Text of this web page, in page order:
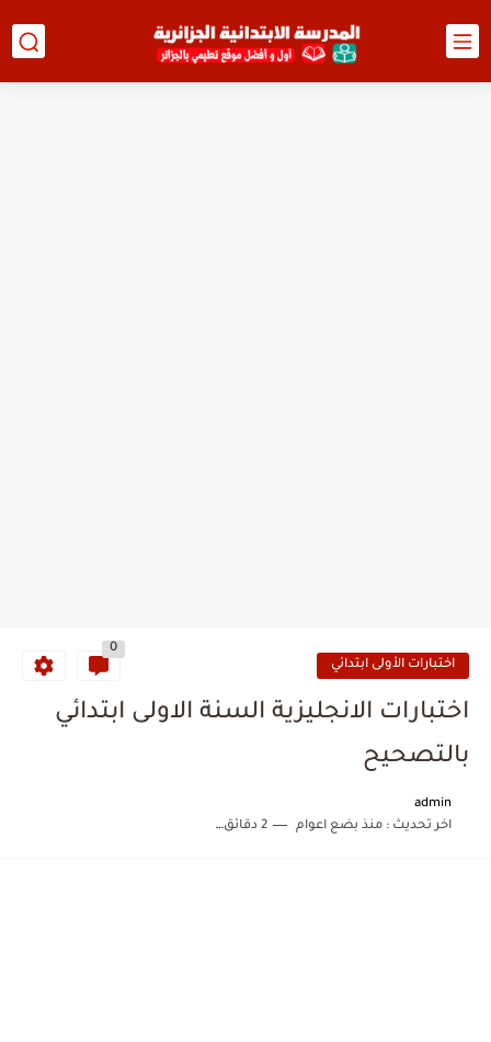
اختبارات الأولى ابتدائي
0
اختبارات الانجليزية السنة الاولى ابتدائي
بالتصحيح
admin
اخر تحديث :منذ بضع اعوام 2 دقائق للقراءة